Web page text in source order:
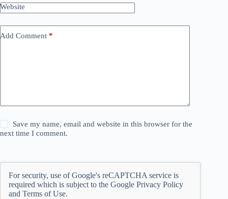
Website
Add Comment *
Save my name, email and website in this browser for the
next time I comment.
For security, use of Google's reCAPTCHA service is
required which is subject to the Google Privacy Policy
and Terms of Use.